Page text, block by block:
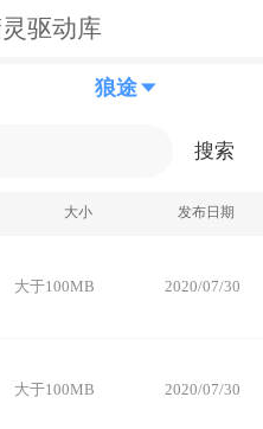
驱动库
狼途
搜索
大小 发布日期
大于100MB 2020/07/30
大于100MB 2020/07/30